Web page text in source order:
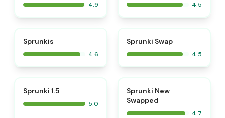
4.9 4.5
Sprunkis
4.6
Sprunki Swap
4.5
Sprunki 1.5
5.0
Sprunki New
Swapped
4.7